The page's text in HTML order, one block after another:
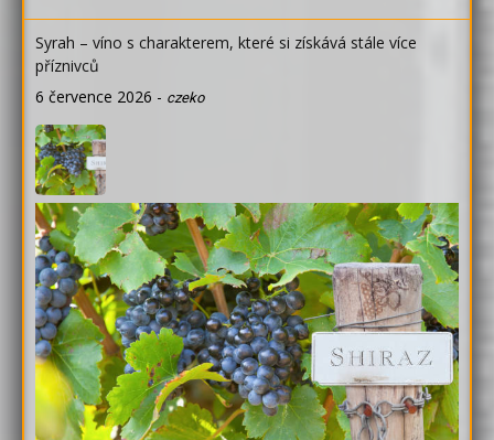
Syrah – víno s charakterem, které si získává stále více
příznivců
6 července 2026 - czeko